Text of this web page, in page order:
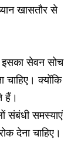
खासतौर से
इसका सेवन सोच
क्योंकि
हैं।
संबंधी समस्याएं
देना चाहिए।